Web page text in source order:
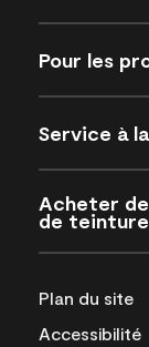
Pour les
Service à
Acheter
de teinture
Plan du site
Accessibilité